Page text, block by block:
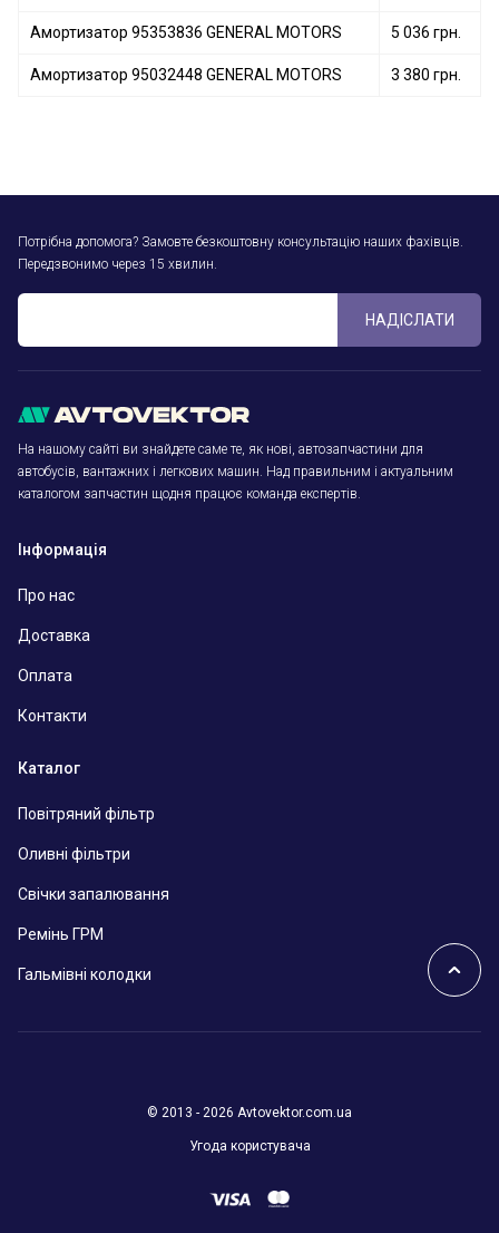
Амортизатор 95353836 GENERAL MOTORS 5 036 грн.
Амортизатор 95032448 GENERAL MOTORS 3 380 грн.
Потрібна допомога? Замовте безкоштовну консультацію наших фахівців.
Передзвонимо через 15 хвилин.
НАДІСЛАТИ
На нашому сайті ви знайдете саме те, як нові, автозапчастини для
автобусів, вантажних і легкових машин. Над правильним і актуальним
каталогом запчастин щодня працює команда експертів.
Інформація
Про нас
Доставка
Оплата
Контакти
Каталог
Повітряний фільтр
Оливні фільтри
Свічки запалювання
Ремінь ГРМ
Гальмівні колодки
© 2013 - 2026 Avtovektor.com.ua
Угода користувача